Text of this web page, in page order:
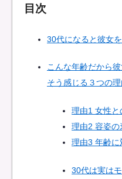
目次
30代になると彼女
こんな年齢だから
そう感じる３つの理
理由1 女性と
理由2 容姿の
理由3 年齢に
30代は実は